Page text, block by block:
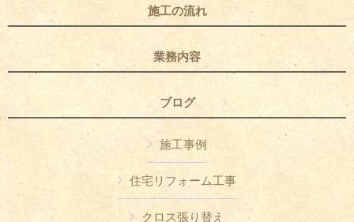
施工の流れ
業務内容
ブログ
施工事例
住宅リフォーム工事
クロス張り替え